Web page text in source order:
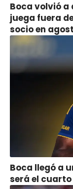
Boca volvió
juega fuera
socio en
Boca llegó a
será el